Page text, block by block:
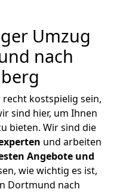
Umzug
nach
kostspielig sein,
sind hier, um Ihnen
bieten. Wir sind die
und arbeiten
Angebote und
wie wichtig es ist,
Dortmund nach